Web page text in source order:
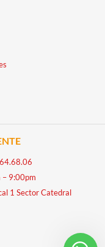
– 9:00pm
1 Sector Catedral